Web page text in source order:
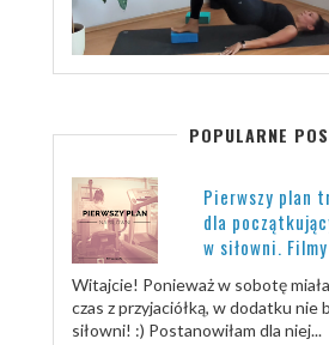
POPULARNE
Pierwszy plan
dla
w siłowni.
Witajcie! Ponieważ w sobotę
czas z przyjaciółką, w dodatku nie
siłowni! :) Postanowiłam dla niej...